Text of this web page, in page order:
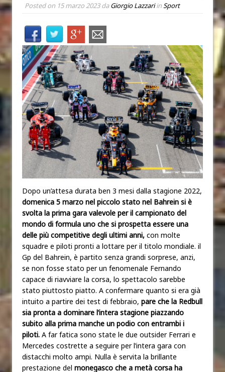
Posted on 15 marzo 2023daGiorgio LazzariinSport
Dopo un’attesa durata ben 3 mesi dalla stagione 2022,
domenica 5 marzo nel piccolo stato nel Bahrein si è
svolta la prima gara valevole per il campionato del
mondo di formula uno che si prospetta essere una
delle più competitive degli ultimi anni, con molte
squadre e piloti pronti a lottare per il titolo mondiale. il
Gp del Bahrein, è partito senza grandi sorprese, anzi,
se non fosse stato per un fenomenale Fernando
capace di riavviare la corsa, lo spettacolo sarebbe
stato piuttosto piatto. A confermare quanto si era già
intuito a partire dei test di febbraio, pare che la Redbull
sia pronta a dominare l’intera stagione piazzando
subito alla prima manche un podio con entrambi i
piloti. A far fatica sono state le due outsider Ferrari e
Mercedes costrette a seguire per l’intera gara con
distacchi molto ampi. Nulla è servita la brillante
prestazione del monegasco che a metà corsa ha